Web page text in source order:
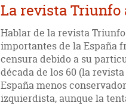
La revista Triunfo
Hablar de la revista
importantes de la España
censura debido a su
década de los 60 (la
España menos
izquierdista, aunque la